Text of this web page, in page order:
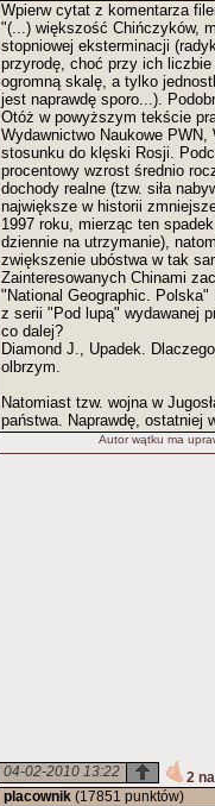
Wpierw cytat z komentarza
"(...) większość Chińczyków,
stopniowej eksterminacji
przyrodę, choć przy ich
ogromną skalę, a tylko
jest naprawdę sporo...).
Otóż w powyższym tekście
Wydawnictwo Naukowe
stosunku do klęski Rosji.
procentowy wzrost średnio
dochody realne (tzw. siła
największe w historii
1997 roku, mierząc ten
dziennie na utrzymanie),
zwiększenie ubóstwa w tak
Zainteresowanych Chinami
"National Geographic. Polska"
z serii "Pod lupą" wydawanej
co dalej?
Diamond J., Upadek.
olbrzym.
Natomiast tzw. wojna w
państwa. Naprawdę, ostatniej
Autor wątku ma
04-02-2010 13:22
2
placownik (17851 punktów)